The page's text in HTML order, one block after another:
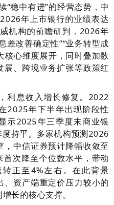
“稳中有进”的经营态势，中
年上市银行的业绩表达
机构的前瞻研判，2026年
差改善确定性”“业务转型成
核心维度展开，同时叠加数
、跨境业务扩张等政策红
利息收入增长修复。2022
2025年下半年出现阶段性
示2025年三季度末商业银
持平。多家机构预测2026
中信证券预计降幅收敛至
次降至个位数水平，带动
正至4%左右。在此背景
资产端重定价压力较小的
长的核心支撑。